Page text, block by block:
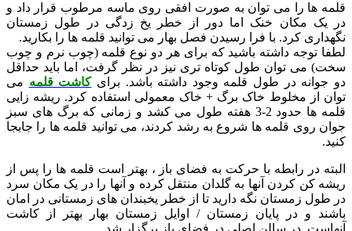
قلمه ها را می توان به صورت افقی روی ماسه مرطوب قرار داد و
در یک مکان خنک اما دور از خطر یخ زدگی در طول زمستان
نگهداری کرد. با فرا رسیدن فصل بهار می توانید قلمه ها را بکارید.
لطفا توجه داشته باشید که برای هر دو نوع قلمه (چوب نرم و چوب
سخت) می توان طول کوتاه تری نیز در نظر گرفت، اما باید حداقل
دو جوانه در طول قلمه وجود داشته باشد. برایکاشت قلمه می
توان از مخلوط خاک برگ + خاک معمولی استفاده کرد. ریشه زایی
قلمه ها حدود 2-3 هفته طول می کشد و زمانی که برگ های سبز
جوان روی قلمه ها شروع به رشد کردند، می توانید قلمه ها را جابجا
کنید.
البته در رابطه با حرکت به فضای باز ، بهتر است قلمه ها را پس از
ریشه کن کردن آنها به گلدان منتقل کرده و آنها را در یک مکان سرد
در طول زمستان نگه دارید تا از خطر یخبندان های زمستانی در امان
باشند و در پایان زمستان / اوایل زمستان بهار بهتر از کاشت